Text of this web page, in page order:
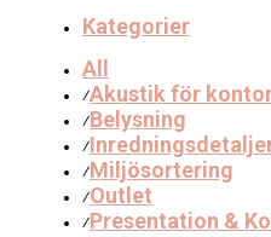
Kategorier
All
⁄Akustik för
⁄Belysning
⁄
⁄Miljösortering
⁄Outlet
⁄Presentation &